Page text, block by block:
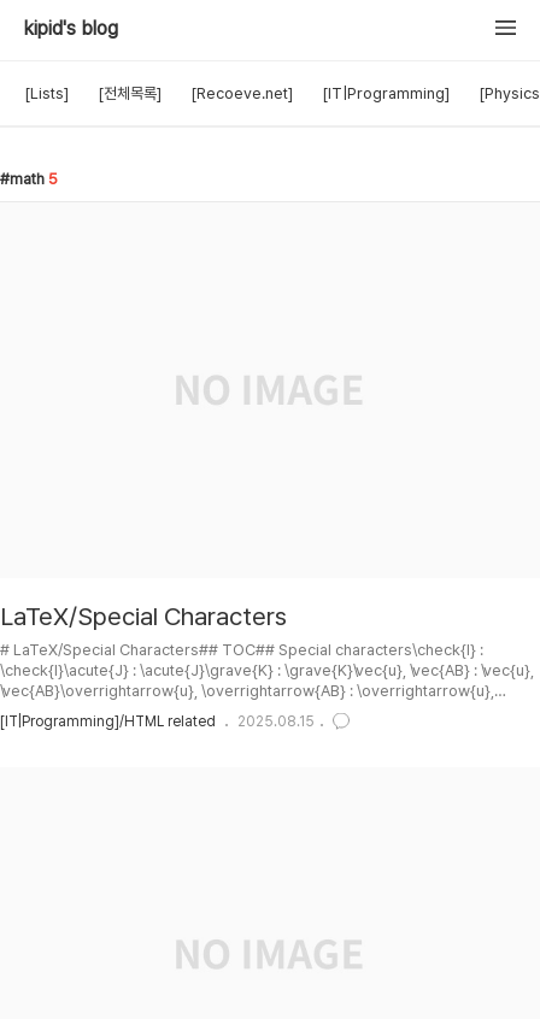
kipid's blog
[Lists] [전체목록] [Recoeve.net] [IT|Programming]
math 5
LaTeX/Special Characters
# LaTeX/Special Characters## TOC## Special characters\check{I} :
\check{I}\acute{J} : \acute{J}\grave{K} : \grave{K}\vec{u}, \vec{AB} : \vec{u},
\vec{AB}\overrightarrow{u}, \overrightarrow{AB} : \overrightarrow{u},
\overrightarrow{AB}\bar{z} : \bar{z}\hat{x} : \hat{x}\tilde{x} : \tilde{x}\dot{x},
\ddot{x}, \dddot{x} : \dot{x}, \ddot{x}, \dddot{x}\mathring{A} :
[IT|Programming]/HTML related 2025.08.15